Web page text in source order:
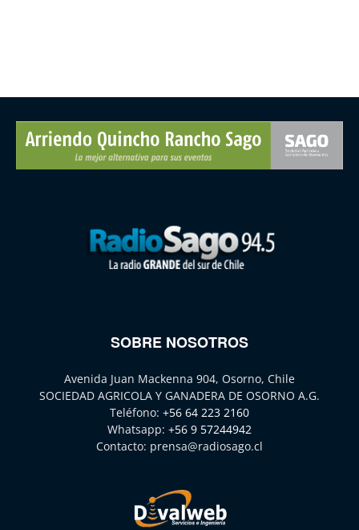
SOBRE NOSOTROS
Avenida Juan Mackenna 904, Osorno, Chile
SOCIEDAD AGRICOLA Y GANADERA DE OSORNO A.G.
Teléfono: +56 64 223 2160
Whatsapp: +56 9 57244942
Contacto: prensa@radiosago.cl